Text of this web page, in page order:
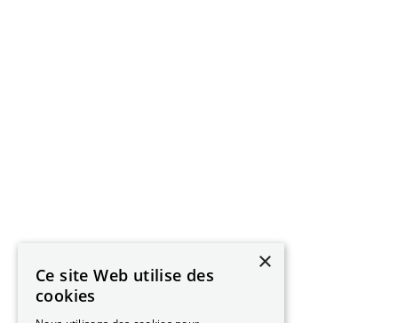
×
Ce site Web utilise des
cookies